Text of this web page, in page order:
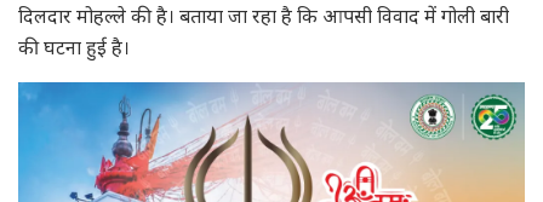
दिलदार मोहल्ले की है। बताया जा रहा है कि आपसी विवाद में गोली बारी
की घटना हुई है।